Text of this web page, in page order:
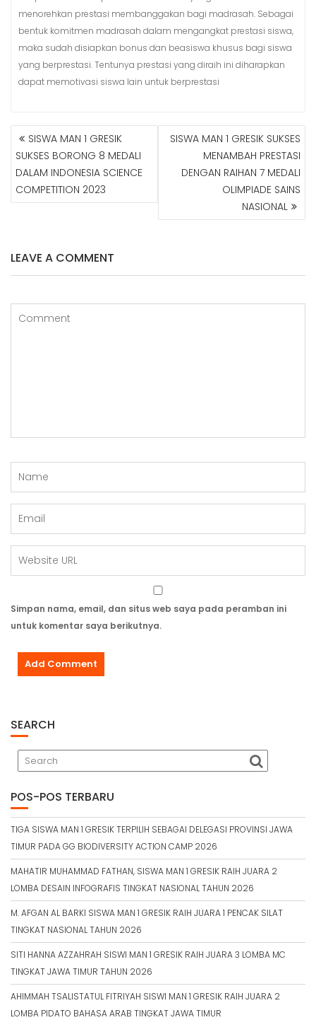
menorehkan prestasi membanggakan bagi madrasah. Sebagai
bentuk komitmen madrasah dalam mengangkat prestasi siswa,
maka sudah disiapkan bonus dan beasiswa khusus bagi siswa
yang berprestasi. Tentunya prestasi yang diraih ini diharapkan
dapat memotivasi siswa lain untuk berprestasi
N
A
V
G
I
P
S
SISWA MAN 1 GRESIK
SUKSES BORONG 8 MEDALI
DALAM INDONESIA SCIENCE
COMPETITION 2023
SISWA MAN 1 GRESIK SUKSES
MENAMBAH PRESTASI
DENGAN RAIHAN 7 MEDALI
OLIMPIADE SAINS
NASIONAL
LEAVE A COMMENT
Simpan nama, email, dan situs web saya pada peramban ini
untuk komentar saya berikutnya.
SEARCH
POS-POS TERBARU
TIGA SISWA MAN 1 GRESIK TERPILIH SEBAGAI DELEGASI PROVINSI JAWA
TIMUR PADA GG BIODIVERSITY ACTION CAMP 2026
MAHATIR MUHAMMAD FATHAN, SISWA MAN 1 GRESIK RAIH JUARA 2
LOMBA DESAIN INFOGRAFIS TINGKAT NASIONAL TAHUN 2026
M. AFGAN AL BARKI SISWA MAN 1 GRESIK RAIH JUARA 1 PENCAK SILAT
TINGKAT NASIONAL TAHUN 2026
SITI HANNA AZZAHRAH SISWI MAN 1 GRESIK RAIH JUARA 3 LOMBA MC
TINGKAT JAWA TIMUR TAHUN 2026
AHIMMAH TSALISTATUL FITRIYAH SISWI MAN 1 GRESIK RAIH JUARA 2
LOMBA PIDATO BAHASA ARAB TINGKAT JAWA TIMUR